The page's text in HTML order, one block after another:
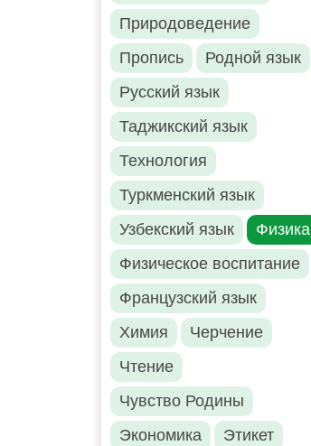
Природоведение
Пропись
Родной язык
Русский язык
Таджикский язык
Технология
Туркменский язык
Узбекский язык
Физика
Физическое воспитание
Французский язык
Химия
Черчение
Чтение
Чувство Родины
Экономика
Этикет